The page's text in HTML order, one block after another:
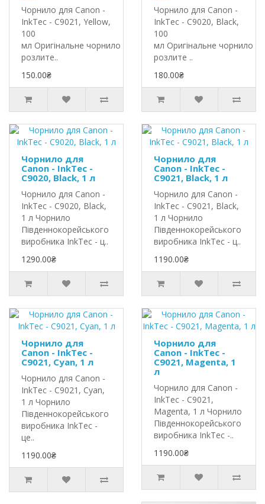
Чорнило для Canon -
InkTec - C9021, Yellow,
100
мл Оригінальне чорнило InkTec
розлите..
150.00₴
Чорнило для Canon -
InkTec - C9020, Black,
100
мл Оригінальне чорнило
розлите ..
180.00₴
Чорнило для
Canon - InkTec -
C9020, Black, 1 л
Чорнило для Canon -
InkTec - C9020, Black,
1 л Чорнило
Південнокорейського
виробника InkTec - ц..
1290.00₴
Чорнило для
Canon - InkTec -
C9021, Black, 1 л
Чорнило для Canon -
InkTec - C9021, Black,
1 л Чорнило
Південнокорейського
виробника InkTec - ц..
1190.00₴
Чорнило для
Canon - InkTec -
C9021, Cyan, 1 л
Чорнило для Canon -
InkTec - C9021, Cyan,
1 л Чорнило
Південнокорейського
виробника InkTec -
це..
1190.00₴
Чорнило для
Canon - InkTec -
C9021, Magenta, 1
л
Чорнило для Canon -
InkTec - C9021,
Magenta, 1 л Чорнило
Південнокорейського
виробника InkTec -..
1190.00₴